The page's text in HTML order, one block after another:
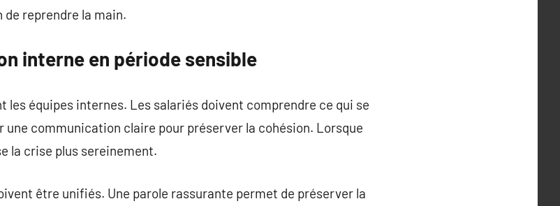
reprendre la main.
interne en période sensible
les équipes internes. Les salariés doivent comprendre ce qui se
une communication claire pour préserver la cohésion. Lorsque
la crise plus sereinement.
être unifiés. Une parole rassurante permet de préserver la